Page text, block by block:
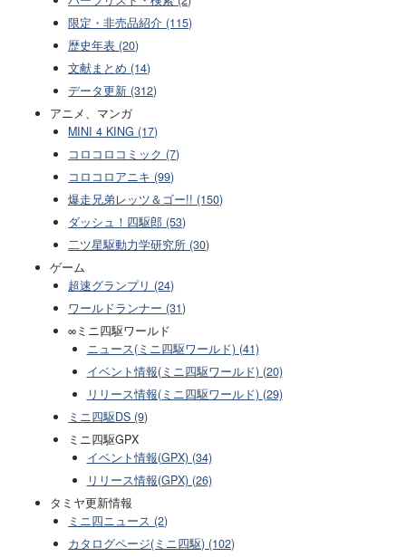
限定・非売品紹介 (115)
歴史年表 (20)
文献まとめ (14)
データ更新 (312)
アニメ、マンガ
MINI 4 KING (17)
コロコロコミック (7)
コロコロアニキ (99)
爆走兄弟レッツ＆ゴー!! (150)
ダッシュ！四駆郎 (53)
二ツ星駆動力学研究所 (30)
ゲーム
超速グランプリ (24)
ワールドランナー (31)
∞ミニ四駆ワールド
ニュース(ミニ四駆ワールド) (41)
イベント情報(ミニ四駆ワールド) (20)
リリース情報(ミニ四駆ワールド) (29)
ミニ四駆DS (9)
ミニ四駆GPX
イベント情報(GPX) (34)
リリース情報(GPX) (26)
タミヤ更新情報
ミニ四ニュース (2)
カタログページ(ミニ四駆) (102)